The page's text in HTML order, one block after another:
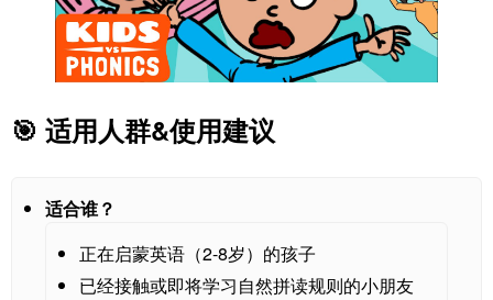
🎯 适用人群&使用建议
适合谁？
正在启蒙英语（2-8岁）的孩子
已经接触或即将学习自然拼读规则的小朋友